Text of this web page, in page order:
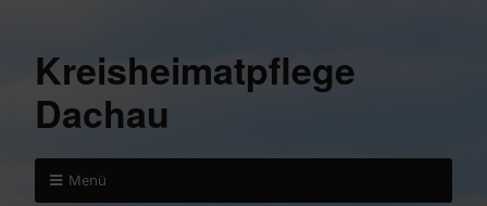
Kreisheimatpflege
Dachau
Menü